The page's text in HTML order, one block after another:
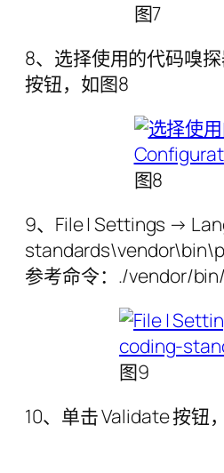
图7
8、选择使用的代码嗅
按钮，如图8
图8
9、File | Settings →
参考命令：./vendor/
图9
10、单击 Validate 按钮